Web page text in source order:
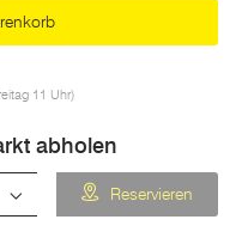
11 Uhr)
abholen
Reservieren